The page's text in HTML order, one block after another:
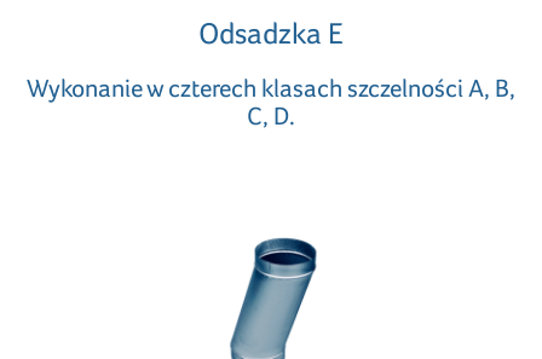
Odsadzka E
Wykonanie w czterech klasach szczelności A, B,
C, D.